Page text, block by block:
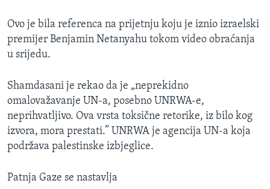
Ovo je bila referenca na prijetnju koju je iznio izraelski
premijer Benjamin Netanyahu tokom video obraćanja
u srijedu.
Shamdasani je rekao da je „neprekidno
omalovažavanje UN-a, posebno UNRWA-e,
neprihvatljivo. Ova vrsta toksične retorike, iz bilo kog
izvora, mora prestati.” UNRWA je agencija UN-a koja
podržava palestinske izbjeglice.
Patnja Gaze se nastavlja